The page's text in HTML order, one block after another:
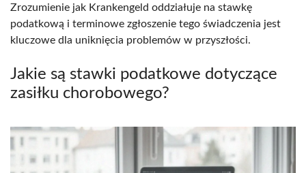
Zrozumienie jak Krankengeld oddziałuje na stawkę
podatkową i terminowe zgłoszenie tego świadczenia jest
kluczowe dla uniknięcia problemów w przyszłości.
Jakie są stawki podatkowe dotyczące
zasiłku chorobowego?